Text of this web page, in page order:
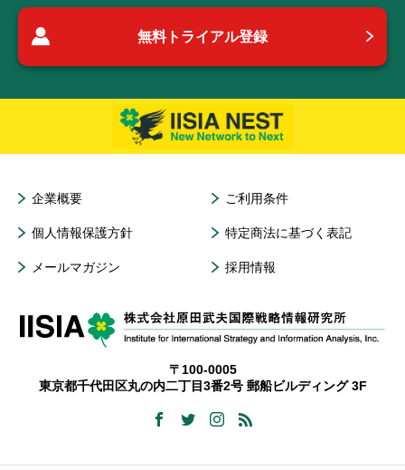
無料トライアル登録
企業概要 ご利用条件
個人情報保護方針 特定商法に基づく表記
メールマガジン 採用情報
〒100-0005
東京都千代田区丸の内二丁目3番2号 郵船ビルディング 3F